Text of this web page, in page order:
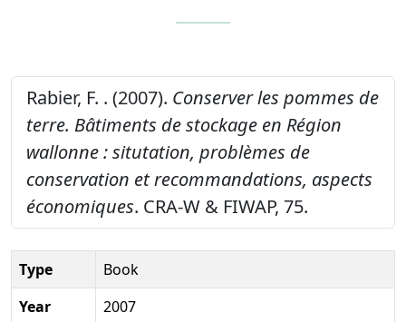
Rabier, F. . (2007). Conserver les pommes de
terre. Bâtiments de stockage en Région
wallonne : situtation, problèmes de
conservation et recommandations, aspects
économiques. CRA-W & FIWAP, 75.
Type
Book
Year
2007